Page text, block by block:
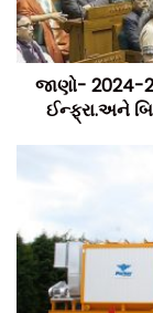
જાણો- 2024-
ઈન્ફ્રા.અને